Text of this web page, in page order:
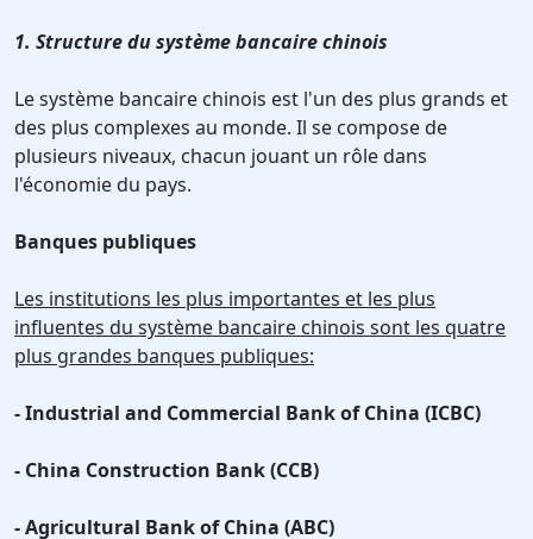
1. Structure du système bancaire chinois
Le système bancaire chinois est l'un des plus grands et
des plus complexes au monde. Il se compose de
plusieurs niveaux, chacun jouant un rôle dans
l'économie du pays.
Banques publiques
Les institutions les plus importantes et les plus
influentes du système bancaire chinois sont les quatre
plus grandes banques publiques:
- Industrial and Commercial Bank of China (ICBC)
- China Construction Bank (CCB)
- Agricultural Bank of China (ABC)